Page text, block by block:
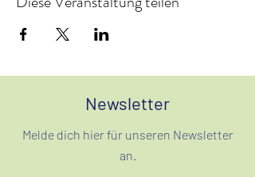
Newsletter
Melde dich hier für unseren Newsletter
an.